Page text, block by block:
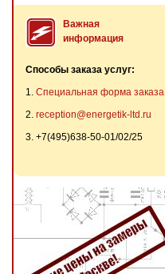
Важная
информация
Способы заказа услуг:
1. Специальная форма заказа
2. reception@energetik-ltd.ru
3. +7(495)638-50-01/02/25